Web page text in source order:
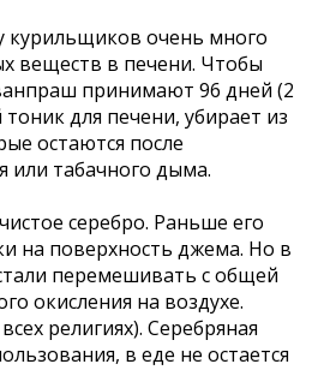
курильщиков очень много
веществ в печени. Чтобы
принимают 96 дней (2
для печени, убирает из
остаются после
или табачного дыма.
серебро. Раньше его
на поверхность джема. Но в
перемешивать с общей
окисления на воздухе.
религиях). Серебряная
в еде не остается